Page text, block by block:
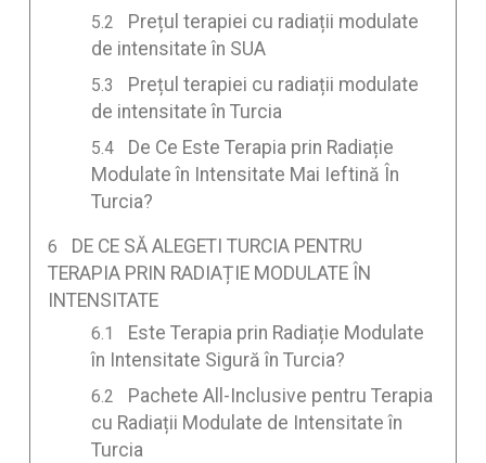
Prețul terapiei cu radiații modulate
de intensitate în SUA
Prețul terapiei cu radiații modulate
de intensitate în Turcia
De Ce Este Terapia prin Radiație
Modulate în Intensitate Mai Ieftină În
Turcia?
DE CE SĂ ALEGETI TURCIA PENTRU
TERAPIA PRIN RADIAȚIE MODULATE ÎN
INTENSITATE
Este Terapia prin Radiație Modulate
în Intensitate Sigură în Turcia?
Pachete All-Inclusive pentru Terapia
cu Radiații Modulate de Intensitate în
Turcia